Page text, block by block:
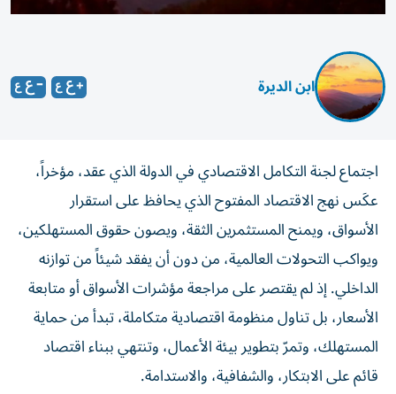
ابن الديرة
اجتماع لجنة التكامل الاقتصادي في الدولة الذي عقد، مؤخراً،
عكَس نهج الاقتصاد المفتوح الذي يحافظ على استقرار
الأسواق، ويمنح المستثمرين الثقة، ويصون حقوق المستهلكين،
ويواكب التحولات العالمية، من دون أن يفقد شيئاً من توازنه
الداخلي. إذ لم يقتصر على مراجعة مؤشرات الأسواق أو متابعة
الأسعار، بل تناول منظومة اقتصادية متكاملة، تبدأ من حماية
المستهلك، وتمرّ بتطوير بيئة الأعمال، وتنتهي ببناء اقتصاد
قائم على الابتكار، والشفافية، والاستدامة.